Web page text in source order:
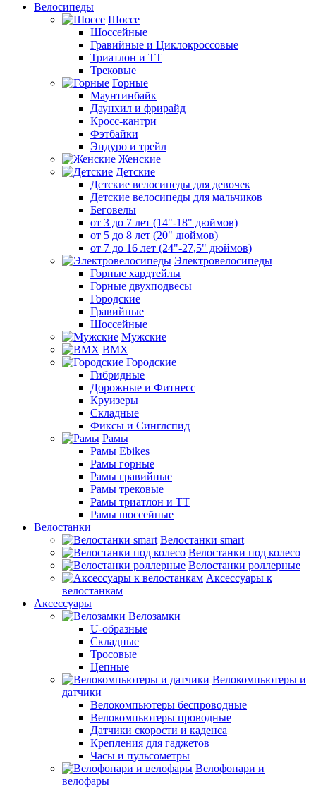
Велосипеды
Шоссе
Шоссейные
Гравийные и Циклокроссовые
Триатлон и ТТ
Трековые
Горные
Маунтинбайк
Даунхил и фрирайд
Кросс-кантри
Фэтбайки
Эндуро и трейл
Женские
Детские
Детские велосипеды для девочек
Детские велосипеды для мальчиков
Беговелы
от 3 до 7 лет (14"-18" дюймов)
от 5 до 8 лет (20" дюймов)
от 7 до 16 лет (24"-27,5" дюймов)
Электровелосипеды
Горные хардтейлы
Горные двухподвесы
Городские
Гравийные
Шоссейные
Мужские
BMX
Городские
Гибридные
Дорожные и Фитнесс
Круизеры
Складные
Фиксы и Синглспид
Рамы
Рамы Ebikes
Рамы горные
Рамы гравийные
Рамы трековые
Рамы триатлон и ТТ
Рамы шоссейные
Велостанки
Велостанки smart
Велостанки под колесо
Велостанки роллерные
Аксессуары к
велостанкам
Аксессуары
Велозамки
U-образные
Складные
Тросовые
Цепные
Велокомпьютеры и
датчики
Велокомпьютеры беспроводные
Велокомпьютеры проводные
Датчики скорости и каденса
Крепления для гаджетов
Часы и пульсометры
Велофонари и
велофары